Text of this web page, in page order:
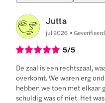
Jutta
jul 2026
5/5
De zaal is een rechtszaal,
overkomt. We waren erg
hebben we toen met elkaar
schuldig was of niet. Het